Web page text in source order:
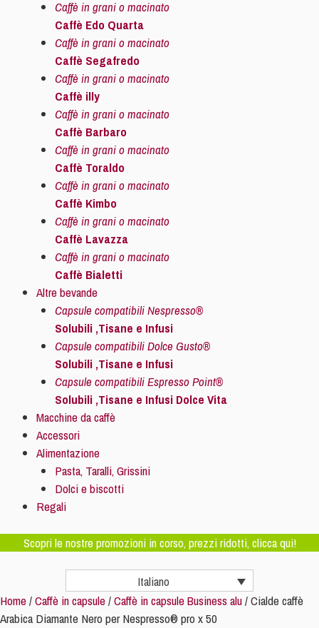
Caffè in grani o macinato
Caffè Edo Quarta
Caffè in grani o macinato
Caffè Segafredo
Caffè in grani o macinato
Caffè illy
Caffè in grani o macinato
Caffè Barbaro
Caffè in grani o macinato
Caffè Toraldo
Caffè in grani o macinato
Caffè Kimbo
Caffè in grani o macinato
Caffè Lavazza
Caffè in grani o macinato
Caffè Bialetti
Altre bevande
Capsule compatibili Nespresso®
Solubili ,Tisane e Infusi
Capsule compatibili Dolce Gusto®
Solubili ,Tisane e Infusi
Capsule compatibili Espresso Point®
Solubili ,Tisane e Infusi Dolce Vita
Macchine da caffè
Accessori
Alimentazione
Pasta, Taralli, Grissini
Dolci e biscotti
Regali
Scopri le nostre promozioni in corso, prezzi ridotti, clicca qui!
Italiano
Home/Caffè in capsule/Caffè in capsule Business alu/ Cialde caffè
Arabica Diamante Nero per Nespresso® pro x 50